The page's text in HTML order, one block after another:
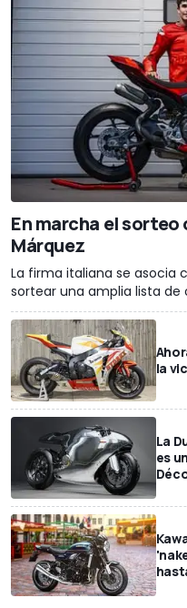
En marcha el sorteo
Márquez
La firma italiana se asocia
sortear una amplia lista de
la
La
es